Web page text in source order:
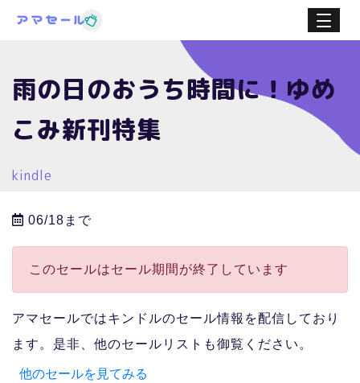
雨の日のおうち時間に！ゆめ
こみ新刊特集
kindle
06/18まで
このセールはセール期間が終了しています
アマセールではキンドルのセール情報を配信しており
ます。是非、他のセールリストも御覧ください。
他のセールを見てみる